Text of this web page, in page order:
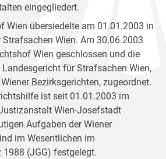
eingegliedert.
Wien übersiedelte am 01.01.2003 in
Wien. Am 30.06.2003
Wien geschlossen und die
für Strafsachen Wien,
Bezirksgerichten, zugeordnet.
ist seit 01.01.2003 im
Wien-Josefstadt
Aufgaben der Wiener
im Wesentlichen im
(JGG) festgelegt.